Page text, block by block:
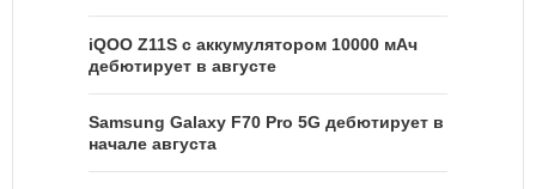
iQOO Z11S с аккумулятором 10000 мАч
дебютирует в августе
Samsung Galaxy F70 Pro 5G дебютирует в
начале августа